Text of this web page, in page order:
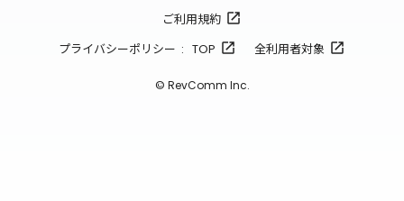
ご利用規約
プライバシーポリシー : TOP
全利用者対象
© RevComm Inc.